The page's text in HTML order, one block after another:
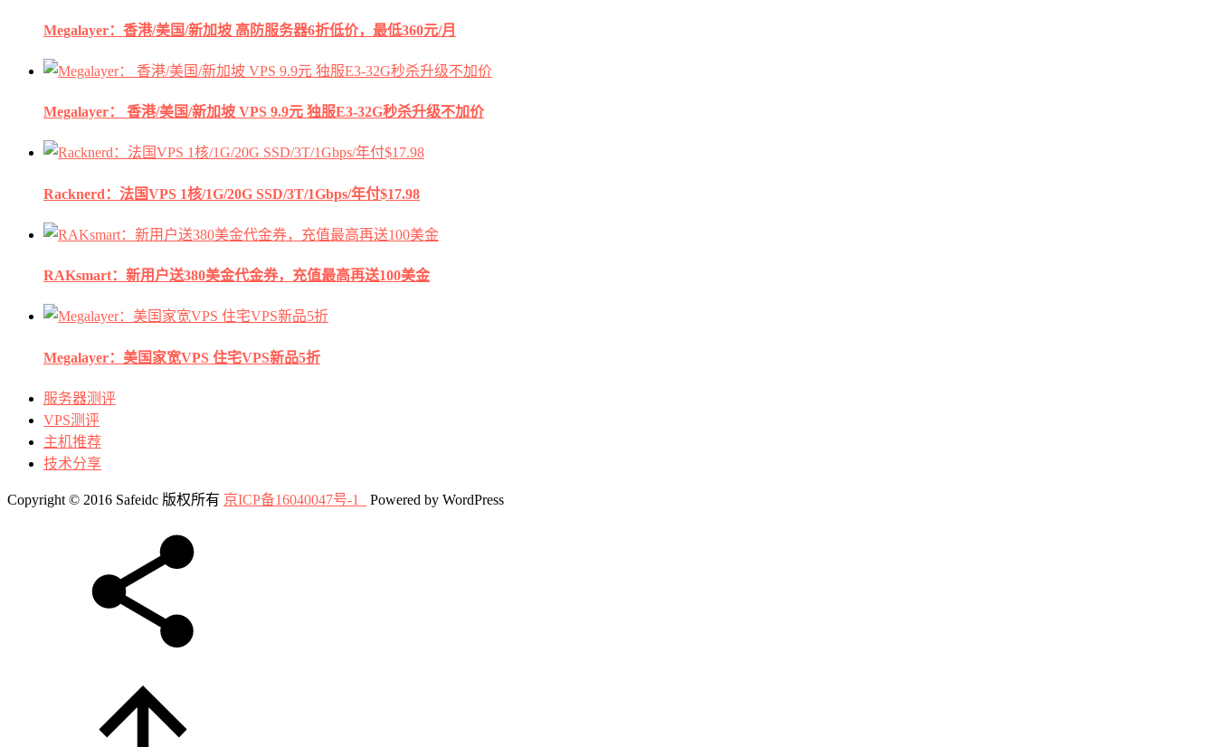
Megalayer：香港/美国/新加坡 高防服务器6折低价，最低360元/月
Megalayer： 香港/美国/新加坡 VPS 9.9元 独服E3-32G秒杀升级不加价
Racknerd：法国VPS 1核/1G/20G SSD/3T/1Gbps/年付$17.98
RAKsmart：新用户送380美金代金券，充值最高再送100美金
Megalayer：美国家宽VPS 住宅VPS新品5折
服务器测评
VPS测评
主机推荐
技术分享
Copyright © 2016 Safeidc 版权所有 京ICP备16040047号-1 Powered by WordPress